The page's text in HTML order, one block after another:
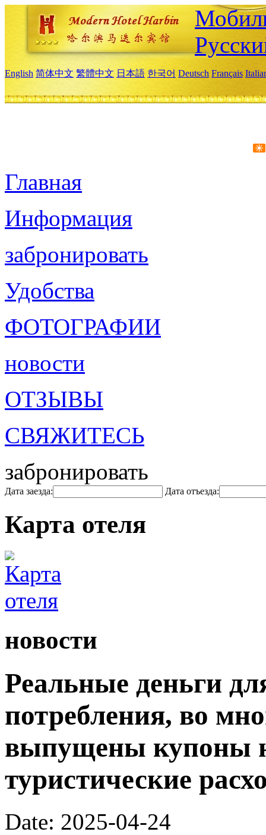
English 简体中文 繁體中文 日本語 한국어 Deutsch Français
Главная
Информация
забронировать
Удобства
ФОТОГРАФИИ
новости
ОТЗЫВЫ
СВЯЖИТЕСЬ
забронировать
Дата заезда: Дата отъезда:
Карта отеля
новости
Реальные деньги
потребления, во
выпущены купоны
туристические
Date: 2025-04-24